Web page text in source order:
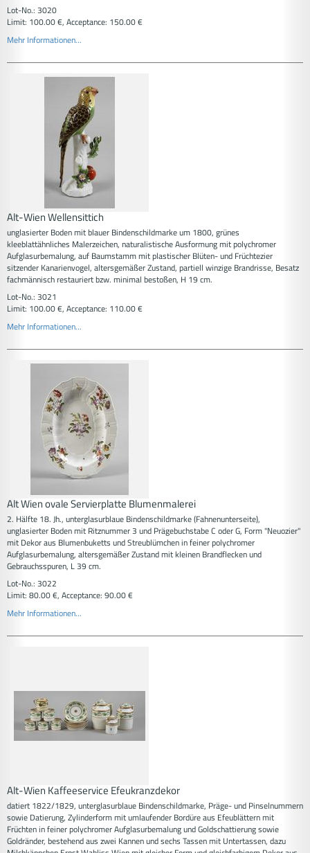
Lot-No.: 3020
Limit: 100.00 €, Acceptance: 150.00 €
Mehr Informationen...
Alt-Wien Wellensittich
unglasierter Boden mit blauer Bindenschildmarke um 1800, grünes
kleeblattähnliches Malerzeichen, naturalistische Ausformung mit polychromer
Aufglasurbemalung, auf Baumstamm mit plastischer Blüten- und Früchtezier
sitzender Kanarienvogel, altersgemäßer Zustand, partiell winzige Brandrisse, Besatz
fachmännisch restauriert bzw. minimal bestoßen, H 19 cm.
Lot-No.: 3021
Limit: 100.00 €, Acceptance: 110.00 €
Mehr Informationen...
Alt Wien ovale Servierplatte Blumenmalerei
2. Hälfte 18. Jh., unterglasurblaue Bindenschildmarke (Fahnenunterseite),
unglasierter Boden mit Ritznummer 3 und Prägebuchstabe C oder G, Form "Neuozier"
mit Dekor aus Blumenbuketts und Streublümchen in feiner polychromer
Aufglasurbemalung, altersgemäßer Zustand mit kleinen Brandflecken und
Gebrauchsspuren, L 39 cm.
Lot-No.: 3022
Limit: 80.00 €, Acceptance: 90.00 €
Mehr Informationen...
Alt-Wien Kaffeeservice Efeukranzdekor
datiert 1822/1829, unterglasurblaue Bindenschildmarke, Präge- und Pinselnummern
sowie Datierung, Zylinderform mit umlaufender Bordüre aus Efeublättern mit
Früchten in feiner polychromer Aufglasurbemalung und Goldschattierung sowie
Goldränder, bestehend aus zwei Kannen und sechs Tassen mit Untertassen, dazu